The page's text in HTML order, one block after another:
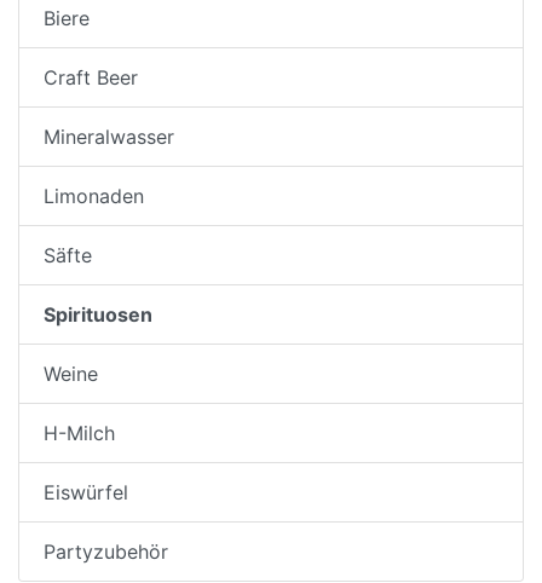
Biere
Craft Beer
Mineralwasser
Limonaden
Säfte
Spirituosen
Weine
H-Milch
Eiswürfel
Partyzubehör